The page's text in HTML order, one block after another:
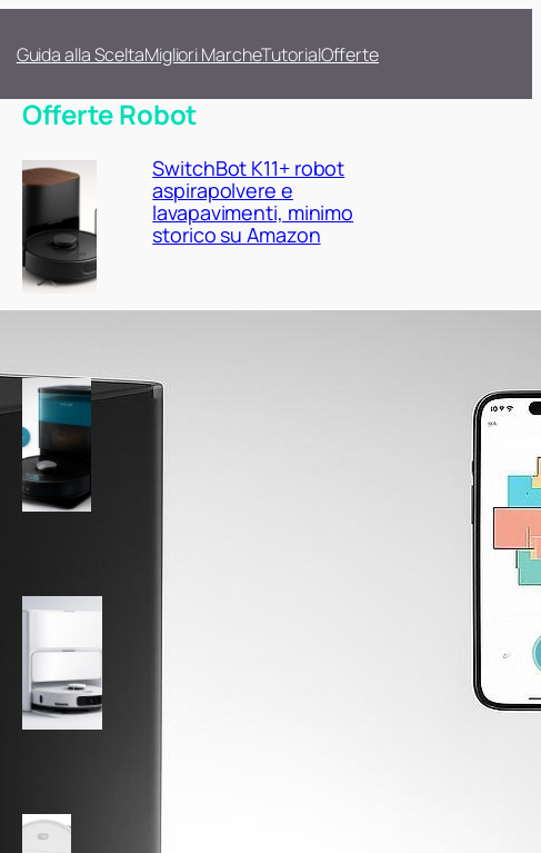
Guida alla SceltaMigliori MarcheTutorialOfferte
Offerte Robot
SwitchBot K11+ robot
aspirapolvere e
lavapavimenti, minimo
storico su Amazon
Cecotec Conga X50 X-Treme,
robot con base autovuotante